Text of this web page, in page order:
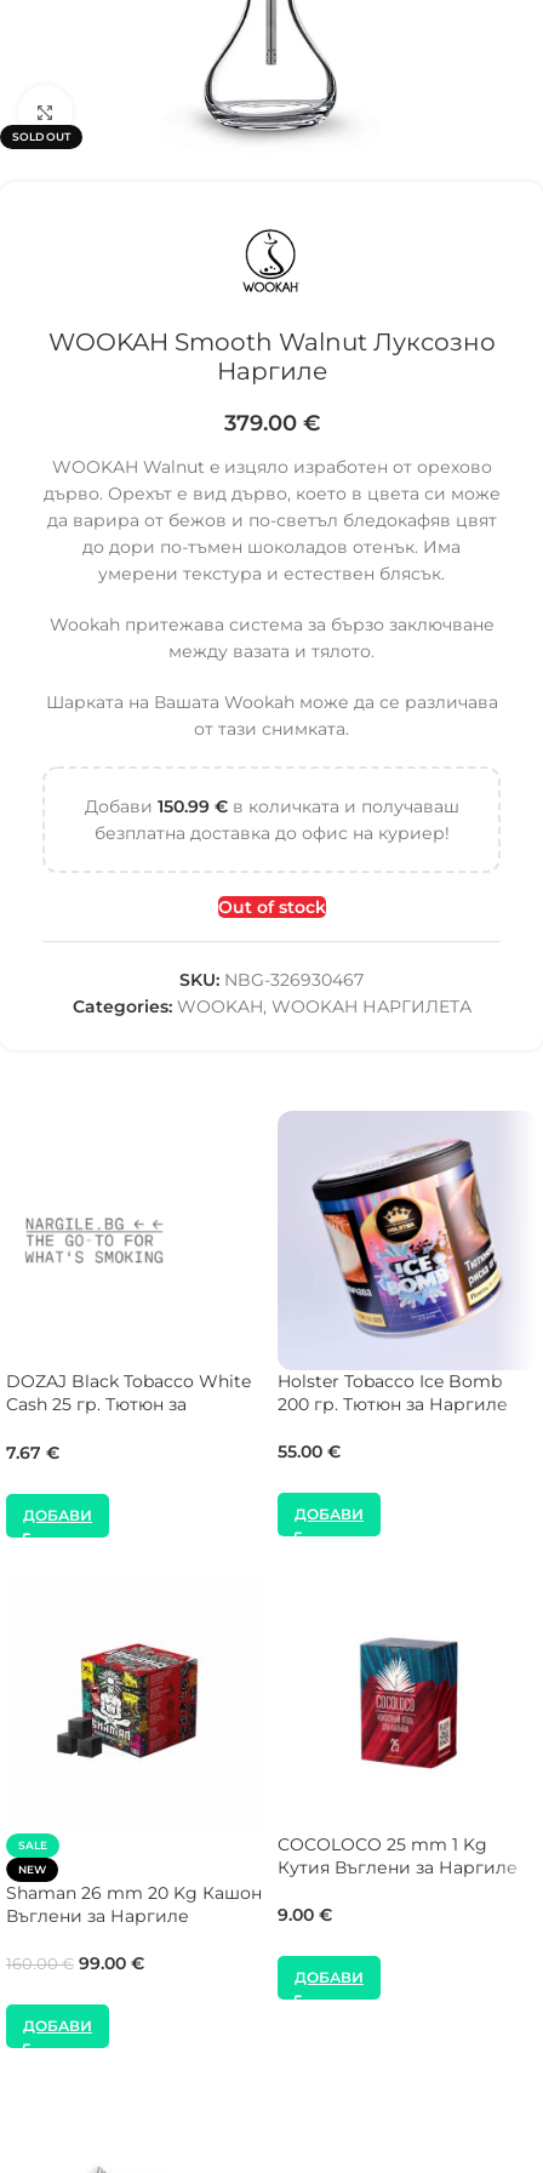
SOLD OUT
Click to enlarge
WOOKAH Smooth Walnut Луксозно
Наргиле
379.00 €
WOOKAH Walnut e изцяло изработен от орехово
дърво. Орехът е вид дърво, което в цвета си може
да варира от бежов и по-светъл бледокафяв цвят
до дори по-тъмен шоколадов отенък. Има
умерени текстура и естествен блясък.
Wookah притежава система за бързо заключване
между вазата и тялото.
Шарката на Вашата Wookah може да се различава
от тази снимката.
Добави 150.99 €в количката и получаваш
безплатна доставка до офис на куриер!
Out of stock
SKU: NBG-326930467
Categories: WOOKAH, WOOKAH НАРГИЛЕТА
DOZAJ Black Tobacco White
Cash 25 гр. Тютюн за
7.67 €
ДОБАВИ
Holster Tobacco Ice Bomb
200 гр. Тютюн за Наргиле
55.00 €
ДОБАВИ
SALE
NEW
Shaman 26 mm 20 Kg Кашон
Въглени за Наргиле
160.00€ 99.00 €
ДОБАВИ
COCOLOCO 25 mm 1 Kg
Кутия Въглени за Наргиле
9.00 €
ДОБАВИ